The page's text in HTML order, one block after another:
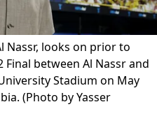
Nassr, looks on prior to
Final between Al Nassr and
Stadium on May
(Photo by Yasser